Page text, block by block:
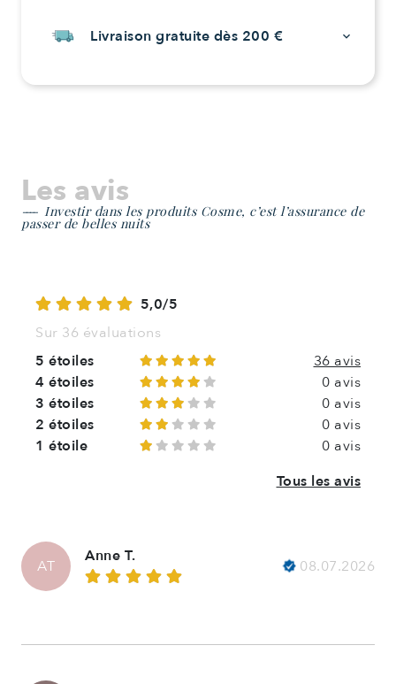
Livraison gratuite dès 200 € keyboard_arrow_down
Les avis
Investir dans les produits Cosme, c’est l’assurance de
passer de belles nuits
5,0/5
Sur 36 évaluations
5 étoiles
36 avis
4 étoiles
0 avis
3 étoiles
0 avis
2 étoiles
0 avis
1 étoile
0 avis
Tous les avis
AT
Anne T.
08.07.2026